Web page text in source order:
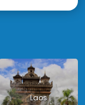
Laos